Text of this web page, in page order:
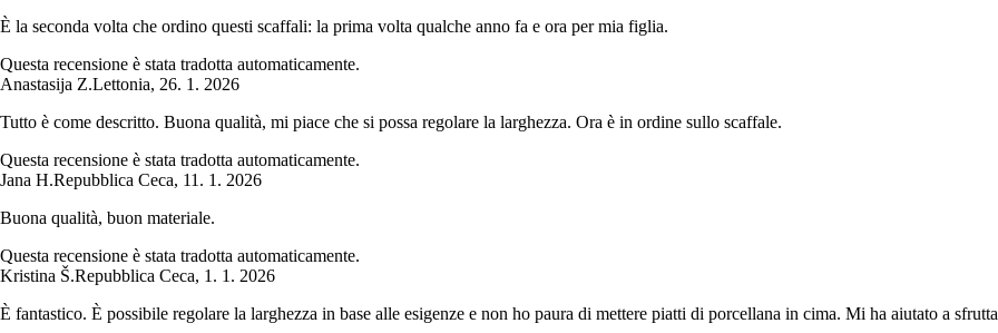
È la seconda volta che ordino questi scaffali: la prima volta qualche anno fa e ora per mia figlia.
Questa recensione è stata tradotta automaticamente.
Anastasija Z.Lettonia, 26. 1. 2026
Tutto è come descritto. Buona qualità, mi piace che si possa regolare la larghezza. Ora è in ordine sullo scaffale.
Questa recensione è stata tradotta automaticamente.
Jana H.Repubblica Ceca, 11. 1. 2026
Buona qualità, buon materiale.
Questa recensione è stata tradotta automaticamente.
Kristina Š.Repubblica Ceca, 1. 1. 2026
È fantastico. È possibile regolare la larghezza in base alle esigenze e non ho paura di mettere piatti di porcellana in cima. Mi ha aiutato a